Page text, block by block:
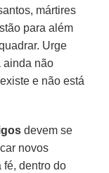
mártires
para além
Urge
ainda não
e não está
devem se
novos
fé, dentro do